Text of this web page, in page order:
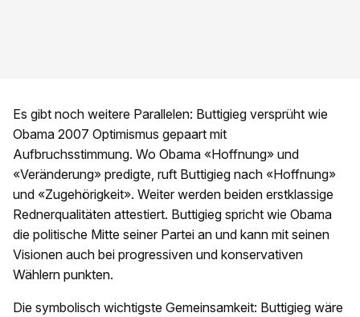
Es gibt noch weitere Parallelen: Buttigieg versprüht wie
Obama 2007 Optimismus gepaart mit
Aufbruchsstimmung. Wo Obama «Hoffnung» und
«Veränderung» predigte, ruft Buttigieg nach «Hoffnung»
und «Zugehörigkeit». Weiter werden beiden erstklassige
Rednerqualitäten attestiert. Buttigieg spricht wie Obama
die politische Mitte seiner Partei an und kann mit seinen
Visionen auch bei progressiven und konservativen
Wählern punkten.
Die symbolisch wichtigste Gemeinsamkeit: Buttigieg wäre